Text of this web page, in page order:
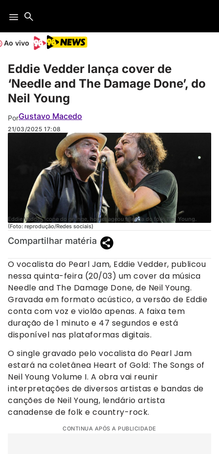
Ao vivo
Eddie Vedder lança cover de
‘Needle and The Damage Done’, do
Neil Young
PorGustavo Macedo
21/03/2025 17:08
Eddie Vedder, ícone do grunge, homenageou a lenda do folk, Neil Young.
(Foto: reprodução/Redes sociais)
Compartilhar matéria
O vocalista do Pearl Jam, Eddie Vedder, publicou
nessa quinta-feira (20/03) um cover da música
Needle and The Damage Done, de Neil Young.
Gravada em formato acústico, a versão de Eddie
conta com voz e violão apenas. A faixa tem
duração de 1 minuto e 47 segundos e está
disponível nas plataformas digitais.
O single gravado pelo vocalista do Pearl Jam
estará na coletânea Heart of Gold: The Songs of
Neil Young Volume I. A obra vai reunir
interpretações de diversos artistas e bandas de
canções de Neil Young, lendário artista
canadense de folk e country-rock.
CONTINUA APÓS A PUBLICIDADE